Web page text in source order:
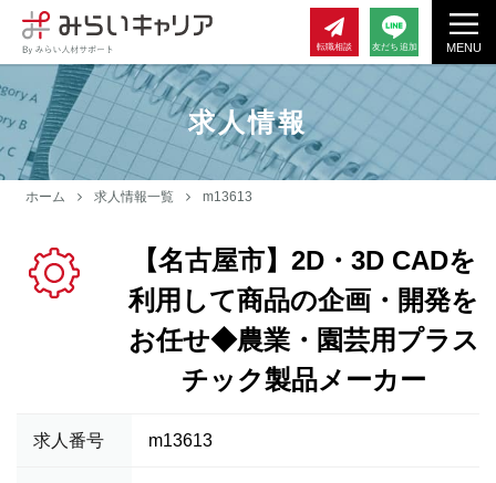
MENU
転職相談 友だち追加
求人情報
ホーム 求人情報一覧 m13613
【名古屋市】2D・3D CADを
利用して商品の企画・開発を
お任せ◆農業・園芸用プラス
チック製品メーカー
求人番号 m13613